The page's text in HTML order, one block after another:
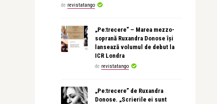
de revistatango
„Pe:trecere” – Marea mezzo-
soprană Ruxandra Donose își
lansează volumul de debut la
ICR Londra
de revistatango
„Pe:trecere” de Ruxandra
Donose. „Scrierile ei sunt